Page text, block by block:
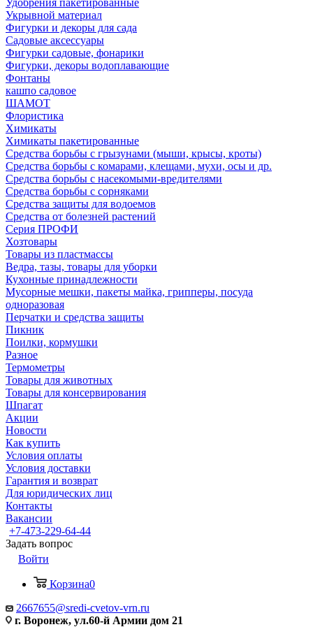
Удобрения пакетированные
Укрывной материал
Фигурки и декоры для сада
Садовые аксессуары
Фигурки садовые, фонарики
Фигурки, декоры водоплавающие
Фонтаны
кашпо садовое
ШАМОТ
Флористика
Химикаты
Химикаты пакетированные
Средства борьбы с грызунами (мыши, крысы, кроты)
Средства борьбы с комарами, клещами, мухи, осы и др.
Средства борьбы с насекомыми-вредителями
Средства борьбы с сорняками
Средства защиты для водоемов
Средства от болезней растений
Серия ПРОФИ
Хозтовары
Товары из пластмассы
Ведра, тазы, товары для уборки
Кухонные принадлежности
Мусорные мешки, пакеты майка, грипперы, посуда
одноразовая
Перчатки и средства защиты
Пикник
Поилки, кормушки
Разное
Термометры
Товары для животных
Товары для консервирования
Шпагат
Акции
Новости
Как купить
Условия оплаты
Условия доставки
Гарантия и возврат
Для юридических лиц
Контакты
Вакансии
+7-473-229-64-44
Задать вопрос
Войти
Корзина0
2667655@sredi-cvetov-vrn.ru
г. Воронеж, ул.60-й Армии дом 21